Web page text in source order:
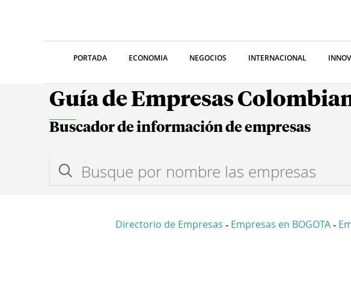
PORTADA ECONOMIA NEGOCIOS INTERNACIONAL
Guía de Empresas
Buscador de información de empresas
Directorio de Empresas - Empresas en BOGOTA -